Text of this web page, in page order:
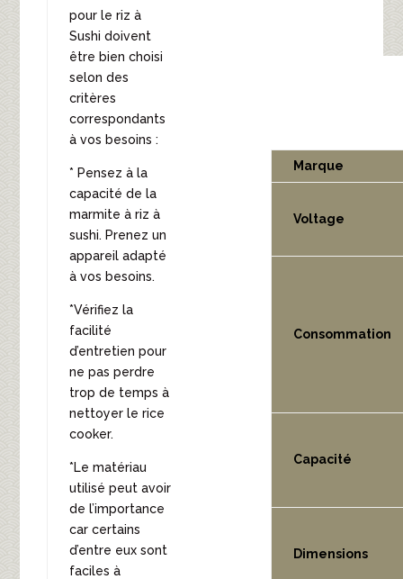
pour le riz à
Sushi doivent
être bien choisi
selon des
critères
correspondants
à vos besoins :
* Pensez à la
capacité de la
marmite à riz à
sushi. Prenez un
appareil adapté
à vos besoins.
*Vérifiez la
facilité
d’entretien pour
ne pas perdre
trop de temps à
nettoyer le rice
cooker.
*Le matériau
utilisé peut avoir
de l’importance
car certains
d’entre eux sont
faciles à
Marque
Voltage
Consommation
Capacité
Dimensions